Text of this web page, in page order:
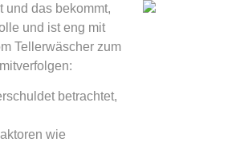
und das bekommt,
und ist eng mit
Tellerwäscher zum
betrachtet,
wie